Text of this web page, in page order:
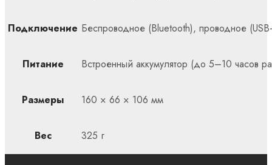
Подключение Беспроводное (Bluetooth), проводное
Питание Встроенный аккумулятор (до 5–10 часов
Размеры 160 × 66 × 106 мм
Вес 325 г